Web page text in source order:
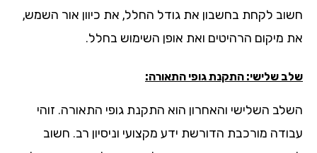
לקחת בחשבון את גודל החלל, את כיוון אור השמש,
מיקום הרהיטים ואת אופן השימוש בחלל.
שלישי: התקנת גופי התאורה:
השלישי והאחרון הוא התקנת גופי התאורה. זוהי
מורכבת הדורשת ידע מקצועי וניסיון רב. חשוב